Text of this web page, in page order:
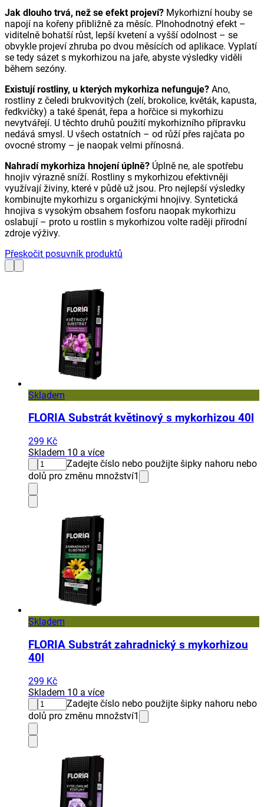
Jak dlouho trvá, než se efekt projeví? Mykorhizní houby se
napojí na kořeny přibližně za měsíc. Plnohodnotný efekt –
viditelně bohatší růst, lepší kvetení a vyšší odolnost – se
obvykle projeví zhruba po dvou měsících od aplikace. Vyplatí
se tedy sázet s mykorhizou na jaře, abyste výsledky viděli
během sezóny.
Existují rostliny, u kterých mykorhiza nefunguje? Ano,
rostliny z čeledi brukvovitých (zelí, brokolice, květák, kapusta,
ředkvičky) a také špenát, řepa a hořčice si mykorhizu
nevytvářejí. U těchto druhů použití mykorhizního přípravku
nedává smysl. U všech ostatních – od růží přes rajčata po
ovocné stromy – je naopak velmi přínosná.
Nahradí mykorhiza hnojení úplně? Úplně ne, ale spotřebu
hnojiv výrazně sníží. Rostliny s mykorhizou efektivněji
využívají živiny, které v půdě už jsou. Pro nejlepší výsledky
kombinujte mykorhizu s organickými hnojivy. Syntetická
hnojiva s vysokým obsahem fosforu naopak mykorhizu
oslabují – proto u rostlin s mykorhizou volte raději přírodní
zdroje výživy.
Přeskočit posuvník produktů
Skladem
FLORIA Substrát květinový s mykorhizou 40l
299 Kč
Skladem 10 a více
Zadejte číslo nebo použijte šipky nahoru nebo
dolů pro změnu množství1
Skladem
FLORIA Substrát zahradnický s mykorhizou
40l
299 Kč
Skladem 10 a více
Zadejte číslo nebo použijte šipky nahoru nebo
dolů pro změnu množství1